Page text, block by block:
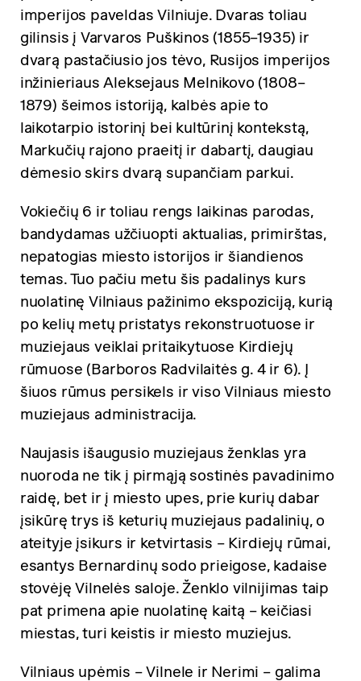
imperijos paveldas Vilniuje. Dvaras toliau
gilinsis į Varvaros Puškinos (1855–1935) ir
dvarą pastačiusio jos tėvo, Rusijos imperijos
inžinieriaus Aleksejaus Melnikovo (1808–
1879) šeimos istoriją, kalbės apie to
laikotarpio istorinį bei kultūrinį kontekstą,
Markučių rajono praeitį ir dabartį, daugiau
dėmesio skirs dvarą supančiam parkui.
Vokiečių 6 ir toliau rengs laikinas parodas,
bandydamas užčiuopti aktualias, primirštas,
nepatogias miesto istorijos ir šiandienos
temas. Tuo pačiu metu šis padalinys kurs
nuolatinę Vilniaus pažinimo ekspoziciją, kurią
po kelių metų pristatys rekonstruotuose ir
muziejaus veiklai pritaikytuose Kirdiejų
rūmuose (Barboros Radvilaitės g. 4 ir 6). Į
šiuos rūmus persikels ir viso Vilniaus miesto
muziejaus administracija.
Naujasis išaugusio muziejaus ženklas yra
nuoroda ne tik į pirmąją sostinės pavadinimo
raidę, bet ir į miesto upes, prie kurių dabar
įsikūrę trys iš keturių muziejaus padalinių, o
ateityje įsikurs ir ketvirtasis – Kirdiejų rūmai,
esantys Bernardinų sodo prieigose, kadaise
stovėję Vilnelės saloje. Ženklo vilnijimas taip
pat primena apie nuolatinę kaitą – keičiasi
miestas, turi keistis ir miesto muziejus.
Vilniaus upėmis – Vilnele ir Nerimi – galima